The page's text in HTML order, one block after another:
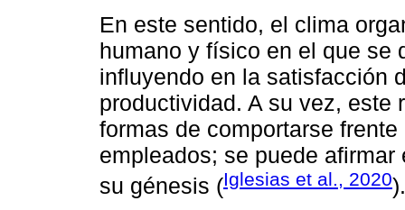
En este sentido, el clima
humano y físico en el que se
influyendo en la satisfacción
productividad. A su vez, este
formas de comportarse
empleados; se puede
su génesis (Iglesias et al., 2020).